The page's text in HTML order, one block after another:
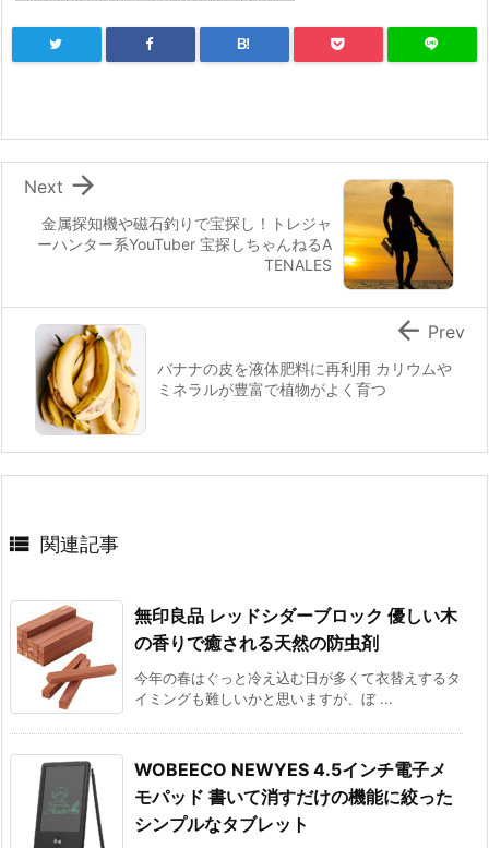
B!
金属探知機や磁石釣りで宝探し！トレジャ
ーハンター系YouTuber 宝探しちゃんねるA
TENALES

Next
バナナの皮を液体肥料に再利用 カリウムや
ミネラルが豊富で植物がよく育つ
 Prev
 関連記事
無印良品 レッドシダーブロック 優しい木
の香りで癒される天然の防虫剤
今年の春はぐっと冷え込む日が多くて衣替えするタ
イミングも難しいかと思いますが、ぼ ...
WOBEECO NEWYES 4.5インチ電子メ
モパッド 書いて消すだけの機能に絞った
シンプルなタブレット